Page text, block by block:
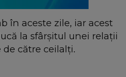
în aceste zile, iar acest
la sfârșitul unei relații
către ceilalți.